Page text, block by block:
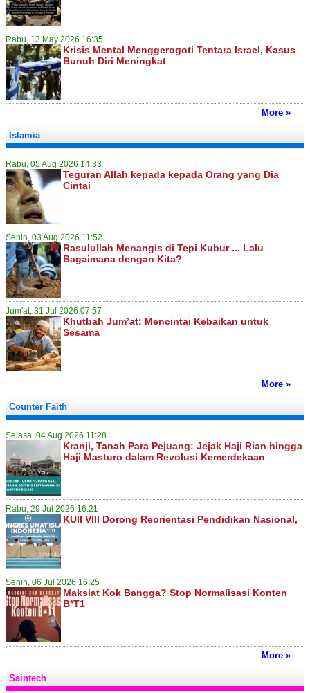
Rabu, 13 May 2026 16:35
Krisis Mental Menggerogoti Tentara Israel, Kasus
Bunuh Diri Meningkat
More »
Islamia
Rabu, 05 Aug 2026 14:33
Teguran Allah kepada kepada Orang yang Dia
Cintai
Senin, 03 Aug 2026 11:52
Rasulullah Menangis di Tepi Kubur ... Lalu
Bagaimana dengan Kita?
Jum'at, 31 Jul 2026 07:57
Khutbah Jum’at: Mencintai Kebaikan untuk
Sesama
More »
Counter Faith
Selasa, 04 Aug 2026 11:28
Kranji, Tanah Para Pejuang: Jejak Haji Rian hingga
Haji Masturo dalam Revolusi Kemerdekaan
Rabu, 29 Jul 2026 16:21
KUII VIII Dorong Reorientasi Pendidikan Nasional,
Senin, 06 Jul 2026 16:25
Maksiat Kok Bangga? Stop Normalisasi Konten
B*T1
More »
Saintech